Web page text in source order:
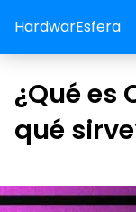
HardwarEsfera
¿Qué es
qué